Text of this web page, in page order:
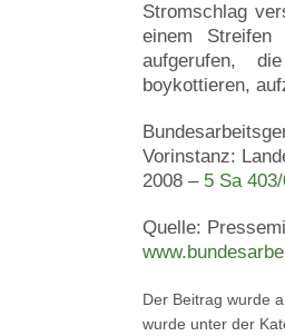
Stromschlag
einem Streifen
aufgerufen,
boykottieren,
Vorinstanz:
2008 – 5 Sa
Quelle:
Der Beitrag wurde
wurde unter der